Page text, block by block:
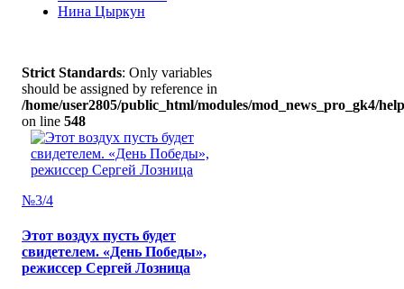
Нина Цыркун
Strict Standards: Only variables
should be assigned by reference in
/home/user2805/public_html/modules/mod_news_pro_gk4/
on line 548
№3/4
Этот воздух пусть будет
свидетелем. «День Победы»,
режиссер Сергей Лозница